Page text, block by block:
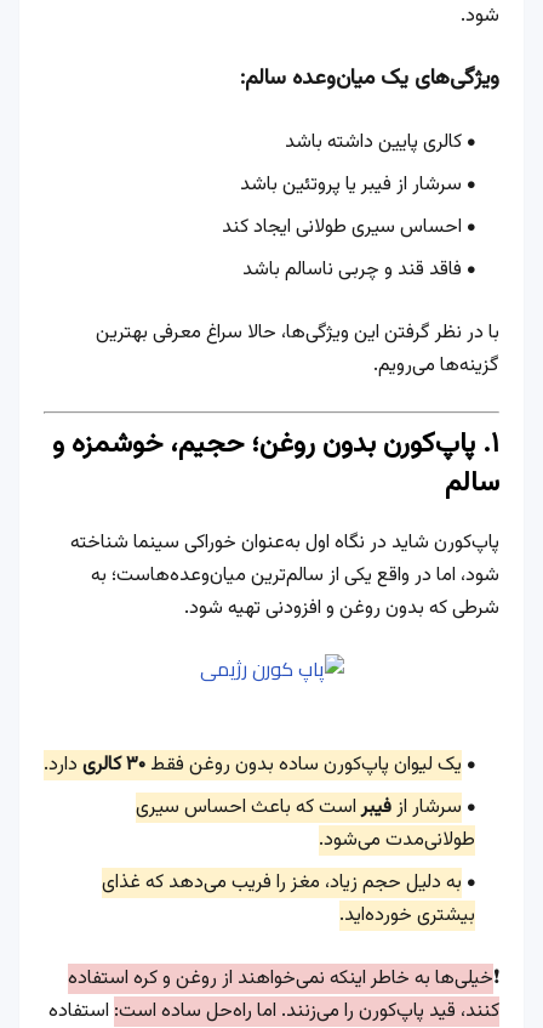
شود.
ویژگی‌های یک میان‌وعده سالم:
کالری پایین داشته باشد
سرشار از فیبر یا پروتئین باشد
احساس سیری طولانی ایجاد کند
فاقد قند و چربی ناسالم باشد
با در نظر گرفتن این ویژگی‌ها، حالا سراغ معرفی بهترین
گزینه‌ها می‌رویم.
۱. پاپ‌کورن بدون روغن؛ حجیم، خوشمزه و
سالم
پاپ‌کورن شاید در نگاه اول به‌عنوان خوراکی سینما شناخته
شود، اما در واقع یکی از سالم‌ترین میان‌وعده‌هاست؛ به
شرطی که بدون روغن و افزودنی تهیه شود.
یک لیوان پاپ‌کورن ساده بدون روغن فقط ۳۰ کالری
دارد.
سرشار ازفیبر است که باعث احساس سیری
طولانی‌مدت می‌شود.
به دلیل حجم زیاد، مغز را فریب می‌دهد که غذای
بیشتری خورده‌اید.
❗️خیلی‌ها به خاطر اینکه نمی‌خواهند از روغن و کره استفاده
کنند، قید پاپ‌کورن را می‌زنند. اما راه‌حل ساده است: استفاده